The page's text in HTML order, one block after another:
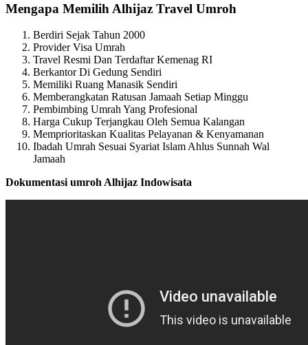
Mengapa Memilih Alhijaz Travel Umroh
Berdiri Sejak Tahun 2000
Provider Visa Umrah
Travel Resmi Dan Terdaftar Kemenag RI
Berkantor Di Gedung Sendiri
Memiliki Ruang Manasik Sendiri
Memberangkatan Ratusan Jamaah Setiap Minggu
Pembimbing Umrah Yang Profesional
Harga Cukup Terjangkau Oleh Semua Kalangan
Memprioritaskan Kualitas Pelayanan & Kenyamanan
Ibadah Umrah Sesuai Syariat Islam Ahlus Sunnah Wal
Jamaah
Dokumentasi umroh Alhijaz Indowisata